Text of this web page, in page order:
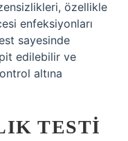
özellikle
enfeksiyonları
sayesinde
edilebilir ve
altına
TESTI